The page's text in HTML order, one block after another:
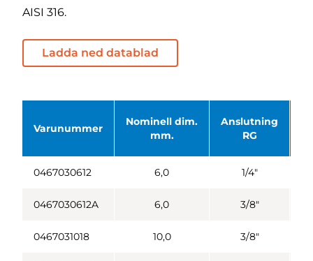
AISI 316.
Ladda ned datablad
Varunummer
Nominell dim.
mm.
Anslutning
RG
0467030612 6,0 1/4"
0467030612A 6,0 3/8"
0467031018 10,0 3/8"